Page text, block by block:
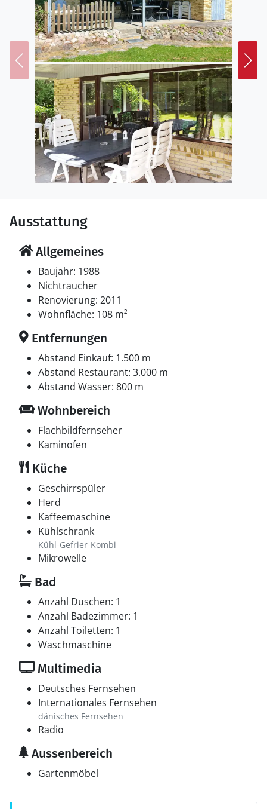
Ausstattung
Allgemeines
Baujahr: 1988
Nichtraucher
Renovierung: 2011
Wohnfläche: 108 m²
Entfernungen
Abstand Einkauf: 1.500 m
Abstand Restaurant: 3.000 m
Abstand Wasser: 800 m
Wohnbereich
Flachbildfernseher
Kaminofen
Küche
Geschirrspüler
Herd
Kaffeemaschine
Kühlschrank
Kühl-Gefrier-Kombi
Mikrowelle
Bad
Anzahl Duschen: 1
Anzahl Badezimmer: 1
Anzahl Toiletten: 1
Waschmaschine
Multimedia
Deutsches Fernsehen
Internationales Fernsehen
dänisches Fernsehen
Radio
Aussenbereich
Gartenmöbel